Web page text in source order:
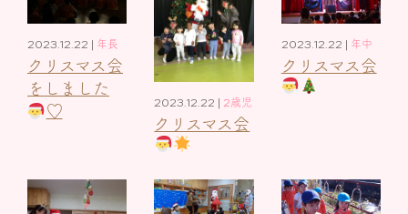
2023.12.22 | 年長
クリスマス会
をしました
♡
2023.12.22 | 2歳児
クリスマス会
2023.12.22 | 年中
クリスマス会